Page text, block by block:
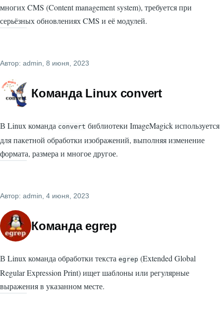
многих CMS (Content management system), требуется при
серьёзных обновлениях CMS и её модулей.
Автор: admin, 8 июня, 2023
Команда Linux convert
В Linux команда convert библиотеки ImageMagick используется
для пакетной обработки изображений, выполняя изменение
формата, размера и многое другое.
Автор: admin, 4 июня, 2023
Команда egrep
В Linux команда обработки текста egrep (Extended Global
Regular Expression Print) ищет шаблоны или регулярные
выражения в указанном месте.